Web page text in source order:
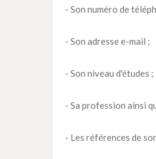
- Son numéro de
- Son adresse e-mail ;
- Son niveau d'études ;
- Sa profession ainsi
- Les références de